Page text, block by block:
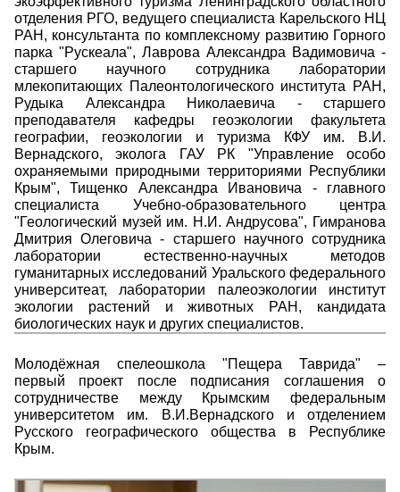
отделения РГО, ведущего специалиста Карельского НЦ
РАН, консультанта по комплексному развитию Горного
парка "Рускеала", Лаврова Александра Вадимовича -
старшего научного сотрудника лаборатории
млекопитающих Палеонтологического института РАН,
Рудыка Александра Николаевича - старшего
преподавателя кафедры геоэкологии факультета
географии, геоэкологии и туризма КФУ им. В.И.
Вернадского, эколога ГАУ РК "Управление особо
охраняемыми природными территориями Республики
Крым",Тищенко Александра Ивановича - главного
специалиста Учебно-образовательного центра
"Геологический музей им. Н.И. Андрусова", Гимранова
Дмитрия Олеговича - старшего научного сотрудника
лаборатории естественно-научных методов
гуманитарных исследований Уральского федерального
университеат, лаборатории палеоэкологии институт
экологии растений и животных РАН, кандидата
биологических наук и других специалистов.
Молодёжная спелеошкола "Пещера Таврида" –
первый проект после подписания соглашения о
сотрудничестве между Крымским федеральным
университетом им. В.И.Вернадского и отделением
Русского географического общества в Республике
Крым.